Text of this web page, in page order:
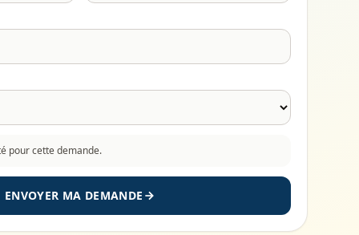
pour cette demande.
ENVOYER MA DEMANDE